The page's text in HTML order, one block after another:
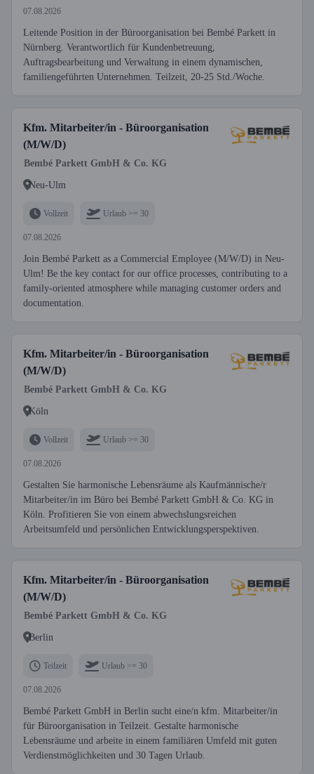
07.08.2026
Leitende Position in der Büroorganisation bei Bembé Parkett in
Nürnberg. Verantwortlich für Kundenbetreuung,
Auftragsbearbeitung und Verwaltung in einem dynamischen,
familiengeführten Unternehmen. Teilzeit, 20-25 Std./Woche.
Kfm. Mitarbeiter/in - Büroorganisation
(M/W/D)
Bembé Parkett GmbH & Co. KG
Neu-Ulm
Vollzeit Urlaub >= 30
07.08.2026
Join Bembé Parkett as a Commercial Employee (M/W/D) in Neu-
Ulm! Be the key contact for our office processes, contributing to a
family-oriented atmosphere while managing customer orders and
documentation.
Kfm. Mitarbeiter/in - Büroorganisation
(M/W/D)
Bembé Parkett GmbH & Co. KG
Köln
Vollzeit Urlaub >= 30
07.08.2026
Gestalten Sie harmonische Lebensräume als Kaufmännische/r
Mitarbeiter/in im Büro bei Bembé Parkett GmbH & Co. KG in
Köln. Profitieren Sie von einem abwechslungsreichen
Arbeitsumfeld und persönlichen Entwicklungsperspektiven.
Kfm. Mitarbeiter/in - Büroorganisation
(M/W/D)
Bembé Parkett GmbH & Co. KG
Berlin
Teilzeit Urlaub >= 30
07.08.2026
Bembé Parkett GmbH in Berlin sucht eine/n kfm. Mitarbeiter/in
für Büroorganisation in Teilzeit. Gestalte harmonische
Lebensräume und arbeite in einem familiären Umfeld mit guten
Verdienstmöglichkeiten und 30 Tagen Urlaub.